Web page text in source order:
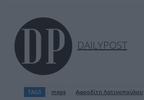
DAILYPOST
TAGS mega Αφροδίτη Λατινοπούλου